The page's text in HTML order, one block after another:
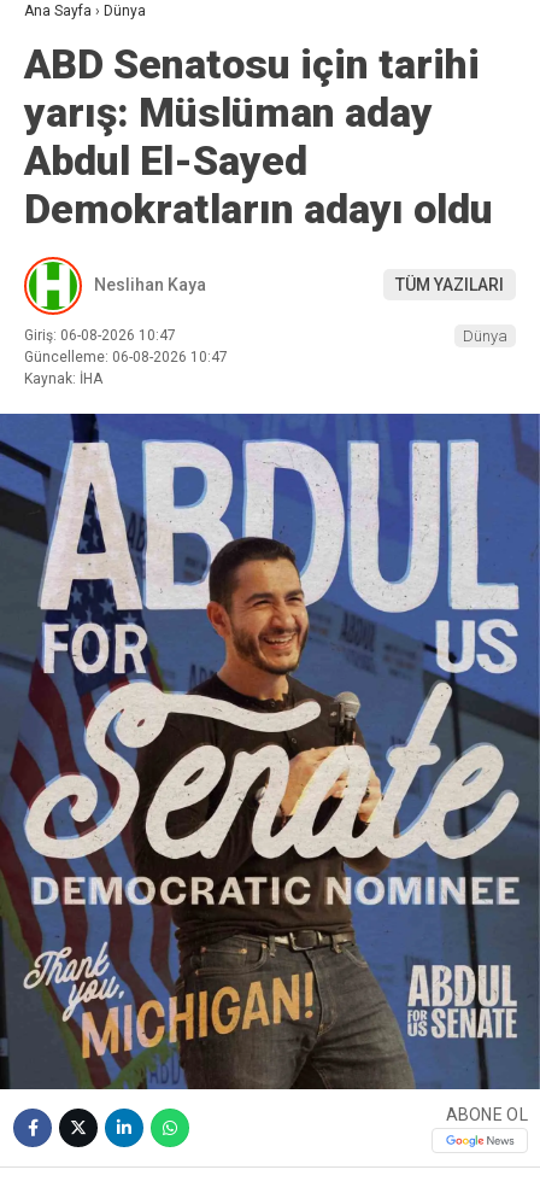
Ana Sayfa › Dünya
ABD Senatosu için tarihi
yarış: Müslüman aday
Abdul El-Sayed
Demokratların adayı oldu
Neslihan Kaya TÜM YAZILARI
Giriş: 06-08-2026 10:47
Güncelleme: 06-08-2026 10:47
Kaynak: İHA
Dünya
ABONE OL